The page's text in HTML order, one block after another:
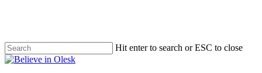
content
Hit enter to search or ESC to close
Close